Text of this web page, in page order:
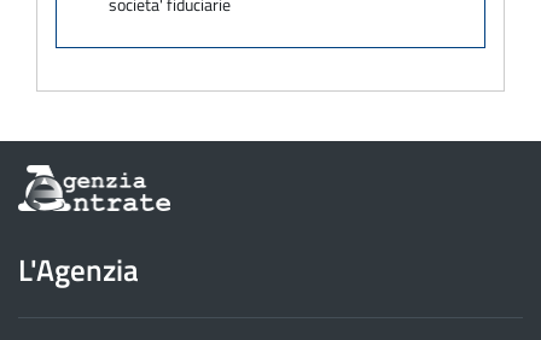
Informazioni
sul
dell'Agenzia
delle
Entrate
L'Agenzia